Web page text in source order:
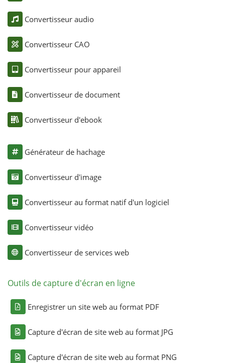
Convertisseur audio
Convertisseur CAO
Convertisseur pour appareil
Convertisseur de document
Convertisseur d'ebook
Générateur de hachage
Convertisseur d'image
Convertisseur au format natif d'un logiciel
Convertisseur vidéo
Convertisseur de services web
Outils de capture d'écran en ligne
Enregistrer un site web au format PDF
Capture d'écran de site web au format JPG
Capture d'écran de site web au format PNG